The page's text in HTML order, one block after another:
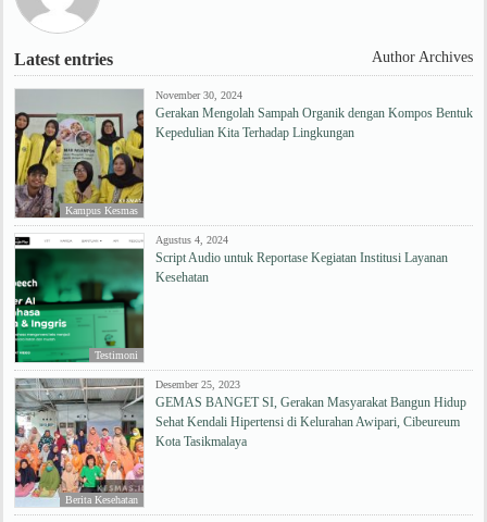
Latest entries Author Archives
Kampus Kesmas
November 30, 2024
Gerakan Mengolah Sampah Organik dengan Kompos Bentuk
Kepedulian Kita Terhadap Lingkungan
Testimoni
Agustus 4, 2024
Script Audio untuk Reportase Kegiatan Institusi Layanan
Kesehatan
Berita Kesehatan
Desember 25, 2023
GEMAS BANGET SI, Gerakan Masyarakat Bangun Hidup
Sehat Kendali Hipertensi di Kelurahan Awipari, Cibeureum
Kota Tasikmalaya